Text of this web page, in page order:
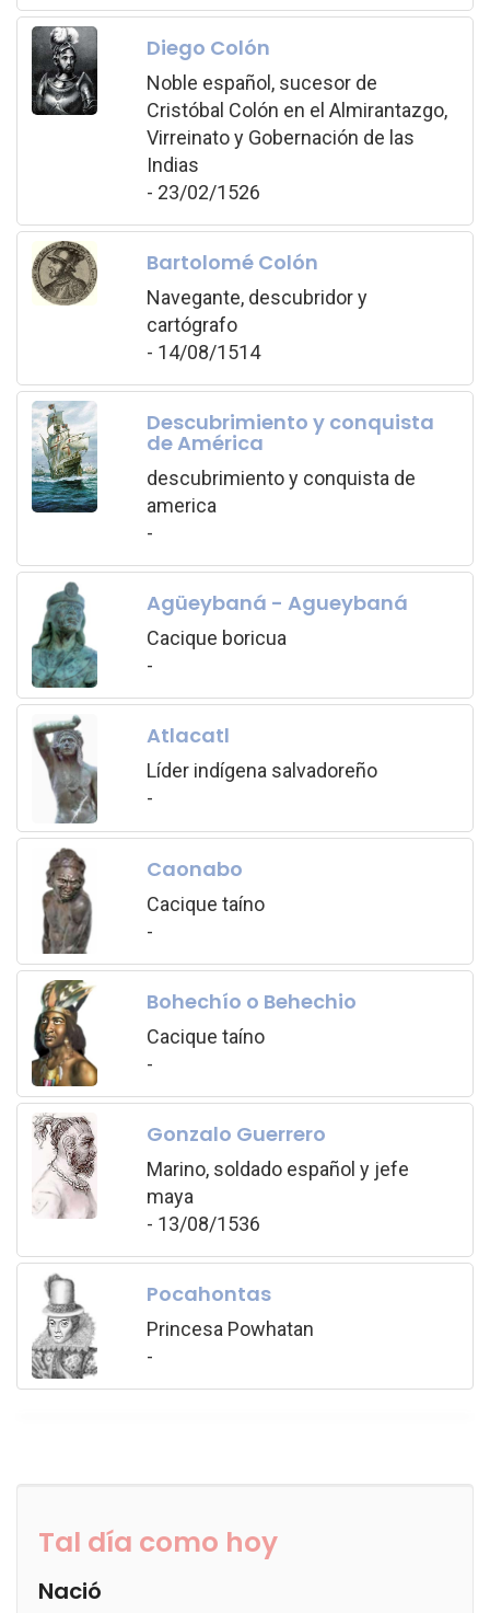
Diego Colón
Noble español, sucesor de
Cristóbal Colón en el Almirantazgo,
Virreinato y Gobernación de las
Indias
- 23/02/1526
Bartolomé Colón
Navegante, descubridor y
cartógrafo
- 14/08/1514
Descubrimiento y conquista
de América
descubrimiento y conquista de
america
-
Agüeybaná - Agueybaná
Cacique boricua
-
Atlacatl
Líder indígena salvadoreño
-
Caonabo
Cacique taíno
-
Bohechío o Behechio
Cacique taíno
-
Gonzalo Guerrero
Marino, soldado español y jefe
maya
- 13/08/1536
Pocahontas
Princesa Powhatan
-
Tal día como hoy
Nació